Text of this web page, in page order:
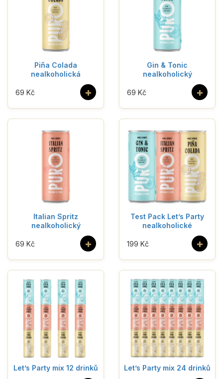
Piña Colada
nealkoholická
+
69 Kč
Gin & Tonic
nealkoholický
+
69 Kč
Italian Spritz
nealkoholický
+
69 Kč
Test Pack Let’s Party
nealkoholické
+
199 Kč
Let’s Party mix 12 drinků Let’s Party mix 24 drinků